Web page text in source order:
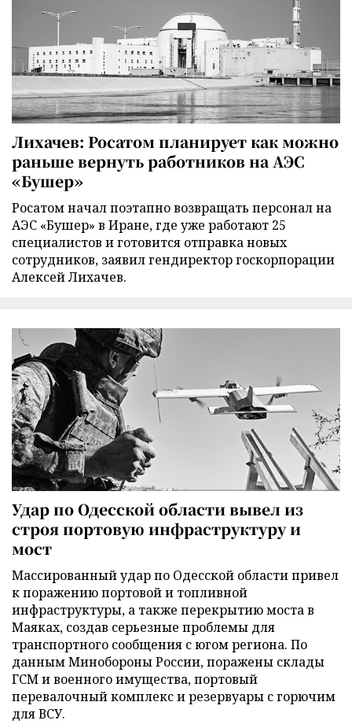
Лихачев: Росатом планирует как можно
раньше вернуть работников на АЭС
«Бушер»
Росатом начал поэтапно возвращать персонал на
АЭС «Бушер» в Иране, где уже работают 25
специалистов и готовится отправка новых
сотрудников, заявил гендиректор госкорпорации
Алексей Лихачев.
Удар по Одесской области вывел из
строя портовую инфраструктуру и
мост
Массированный удар по Одесской области привел
к поражению портовой и топливной
инфраструктуры, а также перекрытию моста в
Маяках, создав серьезные проблемы для
транспортного сообщения с югом региона. По
данным Минобороны России, поражены склады
ГСМ и военного имущества, портовый
перевалочный комплекс и резервуары с горючим
для ВСУ.